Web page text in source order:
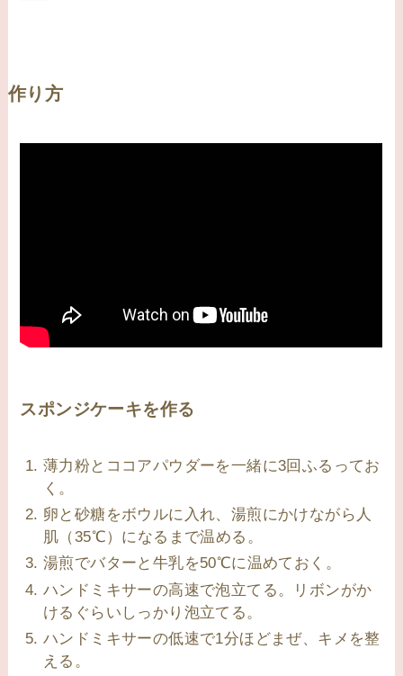
作り方
スポンジケーキを作る
薄力粉とココアパウダーを一緒に3回ふるってお
く。
卵と砂糖をボウルに入れ、湯煎にかけながら人
肌（35℃）になるまで温める。
湯煎でバターと牛乳を50℃に温めておく。
ハンドミキサーの高速で泡立てる。リボンがか
けるぐらいしっかり泡立てる。
ハンドミキサーの低速で1分ほどまぜ、キメを整
える。